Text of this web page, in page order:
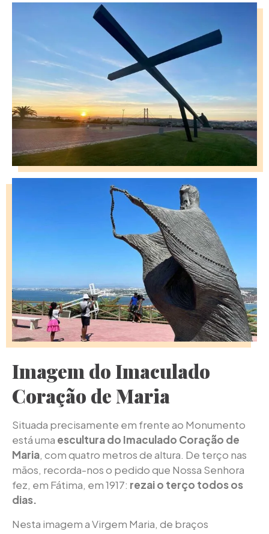
Imagem do Imaculado
Coração de Maria
Situada precisamente em frente ao Monumento
está uma escultura do Imaculado Coração de
Maria, com quatro metros de altura. De terço nas
mãos, recorda-nos o pedido que Nossa Senhora
fez, em Fátima, em 1917: rezai o terço todos os
dias.
Nesta imagem a Virgem Maria, de braços